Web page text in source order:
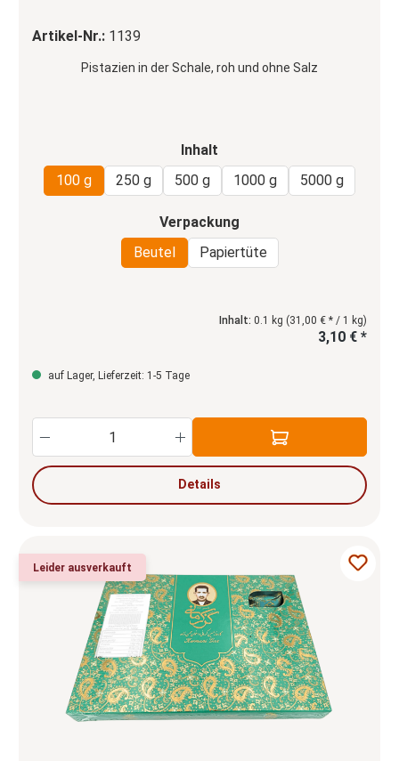
Artikel-Nr.: 1139
Pistazien in der Schale, roh und ohne Salz
Inhalt
100 g
250 g 500 g 1000 g 5000 g
Verpackung
Beutel
Papiertüte
Inhalt: 0.1 kg (31,00 € * / 1 kg)
3,10 € *
auf Lager, Lieferzeit: 1-5 Tage
Produkt Anzahl: Gib den gewünschten
Details
Leider ausverkauft